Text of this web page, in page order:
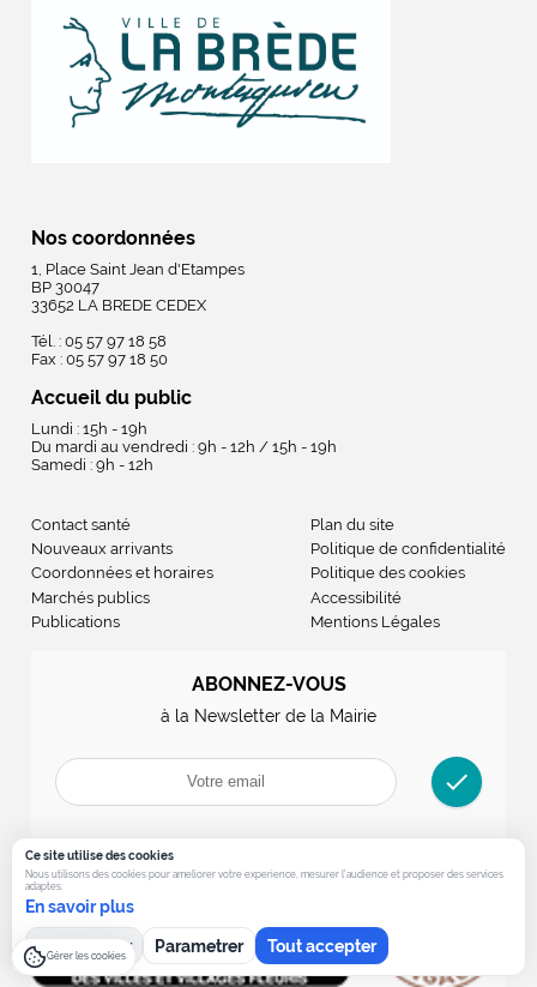
Nos coordonnées
1, Place Saint Jean d'Etampes
BP 30047
33652 LA BREDE CEDEX
Tél. : 05 57 97 18 58
Fax : 05 57 97 18 50
Accueil du public
Lundi : 15h - 19h
Du mardi au vendredi : 9h - 12h / 15h - 19h
Samedi : 9h - 12h
Contact santé
Nouveaux arrivants
Coordonnées et horaires
Marchés publics
Publications
Plan du site
Politique de confidentialité
Politique des cookies
Accessibilité
Mentions Légales
ABONNEZ-VOUS
à la Newsletter de la Mairie
check
Ce site utilise des cookies
Nous utilisons des cookies pour ameliorer votre experience, mesurer l’audience et proposer des services
adaptes.
En savoir plus
Tout refuser Parametrer Tout accepter
Gérer les cookies